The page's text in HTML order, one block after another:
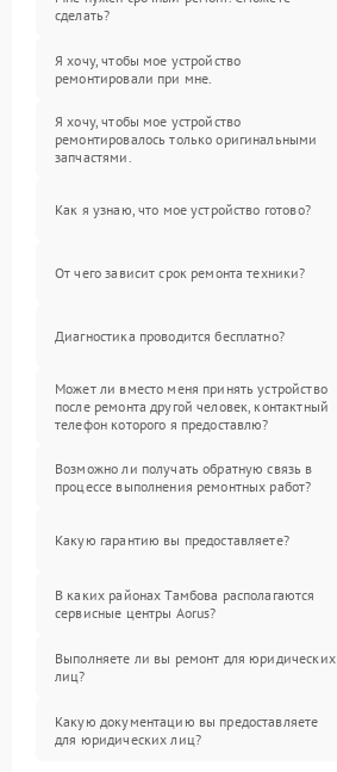
сделать?
Я хочу, чтобы мое устройство
ремонтировали при мне.
Я хочу, чтобы мое устройство
ремонтировалось только оригинальными
запчастями.
Как я узнаю, что мое устройство готово?
От чего зависит срок ремонта техники?
Диагностика проводится бесплатно?
Может ли вместо меня принять устройство
после ремонта другой человек, контактный
телефон которого я предоставлю?
Возможно ли получать обратную связь в
процессе выполнения ремонтных работ?
Какую гарантию вы предоставляете?
В каких районах Тамбова располагаются
сервисные центры Aorus?
Выполняете ли вы ремонт для юридических
лиц?
Какую документацию вы предоставляете
для юридических лиц?